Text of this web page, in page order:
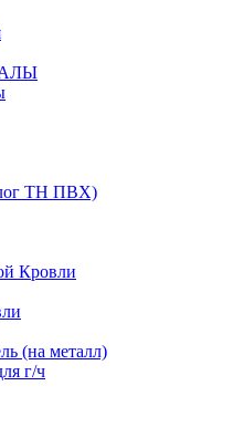
ТН ПВХ)
Кровли
(на металл)
г/ч